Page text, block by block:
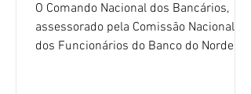
O Comando Nacional dos Bancários,
assessorado pela Comissão Nacional
dos Funcionários do Banco do Nordeste